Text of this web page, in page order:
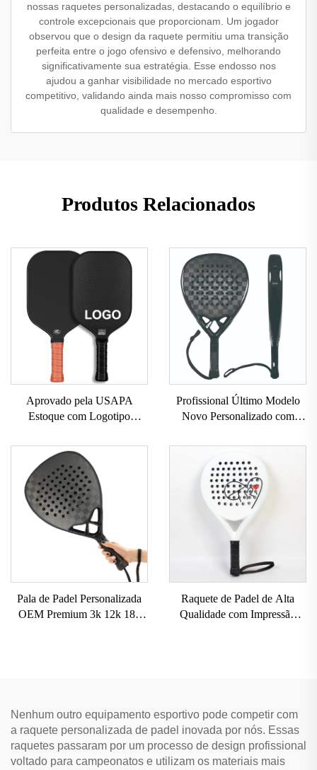
nossas raquetes personalizadas, destacando o equilíbrio e
controle excepcionais que proporcionam. Um jogador
observou que o design da raquete permitiu uma transição
perfeita entre o jogo ofensivo e defensivo, melhorando
significativamente sua estratégia. Esse endosso nos
ajudou a ganhar visibilidade no mercado esportivo
competitivo, validando ainda mais nosso compromisso com
qualidade e desempenho.
Produtos Relacionados
Aprovado pela USAPA
Estoque com Logotipo
2 3 Raquete de Pickleball com
Superfície de Carbono T700
Fibra de Carbono Crua
Raquetes de Pickleball 2024
Profissional Último Modelo
Novo Personalizado com
de Tênis Padel
Pala de Padel Personalizada
OEM Premium 3k 12k 18k
Raquete de Padel de Alta
Qualidade com Impressão
Nenhum outro equipamento esportivo pode competir com
a raquete personalizada de padel inovada por nós. Essas
raquetes passaram por um processo de design profissional
voltado para campeonatos e utilizam os materiais mais